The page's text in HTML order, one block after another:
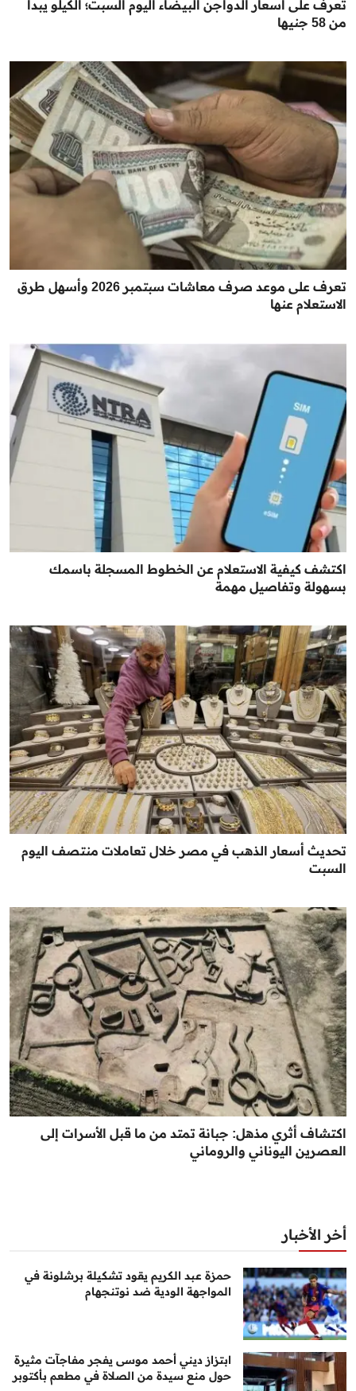
تعرف على أسعار الدواجن البيضاء اليوم السبت؛ الكيلو يبدأ
من 58 جنيها
تعرف على موعد صرف معاشات سبتمبر 2026 وأسهل طرق
الاستعلام عنها
اكتشف كيفية الاستعلام عن الخطوط المسجلة باسمك
بسهولة وتفاصيل مهمة
تحديث أسعار الذهب في مصر خلال تعاملات منتصف اليوم
السبت
اكتشاف أثري مذهل: جبانة تمتد من ما قبل الأسرات إلى
العصرين اليوناني والروماني
أخر الأخبار
حمزة عبد الكريم يقود تشكيلة برشلونة في
المواجهة الودية ضد نوتنجهام
ابتزاز ديني أحمد موسى يفجر مفاجآت مثيرة
حول منع سيدة من الصلاة في مطعم بأكتوبر